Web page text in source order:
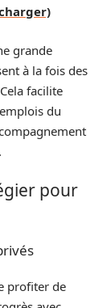
grande
à la fois des
facilite
du
pour
profiter de